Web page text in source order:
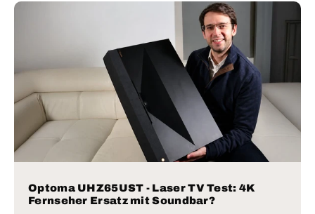
Optoma UHZ65UST - Laser TV Test: 4K
Fernseher Ersatz mit Soundbar?